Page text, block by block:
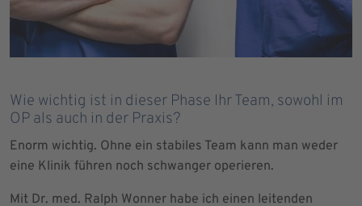
Wie wichtig ist in dieser Phase Ihr Team, sowohl im
OP als auch in der Praxis?
Enorm wichtig. Ohne ein stabiles Team kann man weder
eine Klinik führen noch schwanger operieren.
Mit Dr. med. Ralph Wonner habe ich einen leitenden